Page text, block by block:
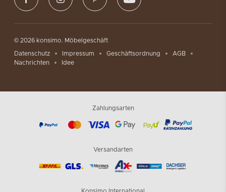
© 2026 konsimo. Möbelgeschäft
Datenschutz Impressum Geschäftsordnung
AGB
Nachrichten
Idee
Zahlungsarten
Versandarten